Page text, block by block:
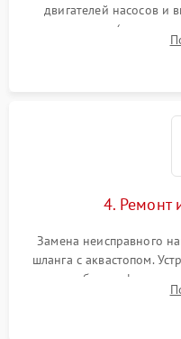
двигателей насосов и
прессостата (датчика
концевика дверцы и
4. Ремонт
Замена неисправного
шланга с аквастопом.
патрубках и
управления,